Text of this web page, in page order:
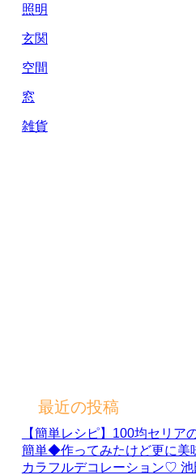
照明
玄関
空間
窓
雑貨
最近の投稿
【簡単レシピ】100均セリア
簡単◆作ってみたけど更に美
カラフルデコレーション♡